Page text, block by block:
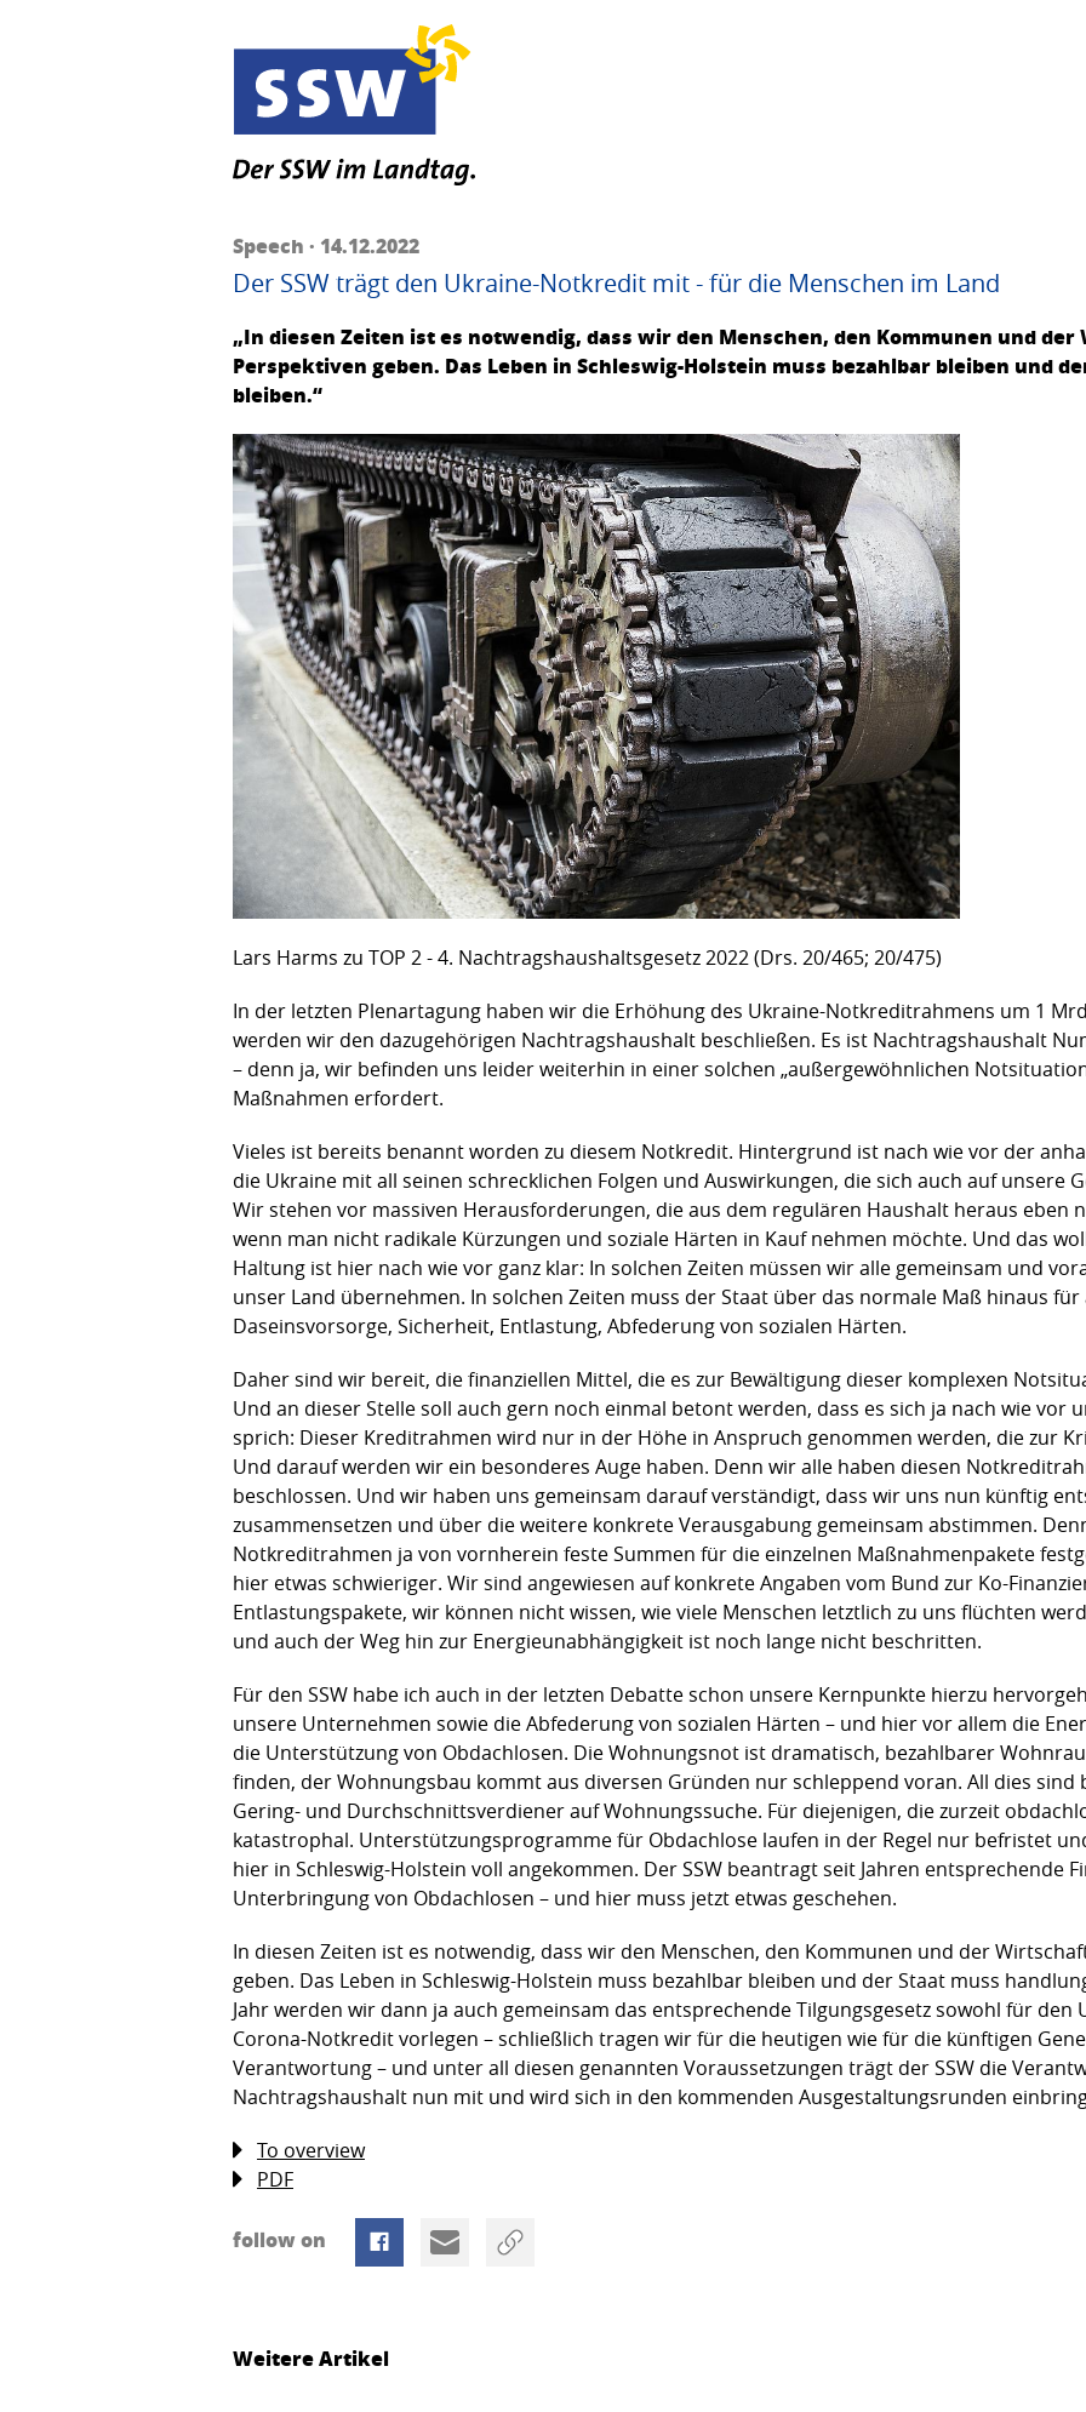
Speech · 14.12.2022
Der SSW trägt den Ukraine-Notkredit mit - für die Menschen im Land
„In diesen Zeiten ist es notwendig, dass wir den Menschen, den Kommunen und
Perspektiven geben. Das Leben in Schleswig-Holstein muss bezahlbar bleiben und
bleiben.“
Lars Harms zu TOP 2 - 4. Nachtragshaushaltsgesetz 2022 (Drs. 20/465; 20/475)
In der letzten Plenartagung haben wir die Erhöhung des Ukraine-Notkreditrahmens um 1
werden wir den dazugehörigen Nachtragshaushalt beschließen. Es ist Nachtragshaushalt
– denn ja, wir befinden uns leider weiterhin in einer solchen „außergewöhnlichen
Maßnahmen erfordert.
Vieles ist bereits benannt worden zu diesem Notkredit. Hintergrund ist nach wie vor der
die Ukraine mit all seinen schrecklichen Folgen und Auswirkungen, die sich auch auf unsere
Wir stehen vor massiven Herausforderungen, die aus dem regulären Haushalt heraus eben
wenn man nicht radikale Kürzungen und soziale Härten in Kauf nehmen möchte. Und das
Haltung ist hier nach wie vor ganz klar: In solchen Zeiten müssen wir alle gemeinsam und
unser Land übernehmen. In solchen Zeiten muss der Staat über das normale Maß hinaus für
Daseinsvorsorge, Sicherheit, Entlastung, Abfederung von sozialen Härten.
Daher sind wir bereit, die finanziellen Mittel, die es zur Bewältigung dieser komplexen
Und an dieser Stelle soll auch gern noch einmal betont werden, dass es sich ja nach wie vor
sprich: Dieser Kreditrahmen wird nur in der Höhe in Anspruch genommen werden, die zur
Und darauf werden wir ein besonderes Auge haben. Denn wir alle haben diesen
beschlossen. Und wir haben uns gemeinsam darauf verständigt, dass wir uns nun künftig
zusammensetzen und über die weitere konkrete Verausgabung gemeinsam abstimmen.
Notkreditrahmen ja von vornherein feste Summen für die einzelnen Maßnahmenpakete
hier etwas schwieriger. Wir sind angewiesen auf konkrete Angaben vom Bund zur Ko-
Entlastungspakete, wir können nicht wissen, wie viele Menschen letztlich zu uns flüchten
und auch der Weg hin zur Energieunabhängigkeit ist noch lange nicht beschritten.
Für den SSW habe ich auch in der letzten Debatte schon unsere Kernpunkte hierzu
unsere Unternehmen sowie die Abfederung von sozialen Härten – und hier vor allem die
die Unterstützung von Obdachlosen. Die Wohnungsnot ist dramatisch, bezahlbarer
finden, der Wohnungsbau kommt aus diversen Gründen nur schleppend voran. All dies
Gering- und Durchschnittsverdiener auf Wohnungssuche. Für diejenigen, die zurzeit
katastrophal. Unterstützungsprogramme für Obdachlose laufen in der Regel nur befristet
hier in Schleswig-Holstein voll angekommen. Der SSW beantragt seit Jahren entsprechende
Unterbringung von Obdachlosen – und hier muss jetzt etwas geschehen.
In diesen Zeiten ist es notwendig, dass wir den Menschen, den Kommunen und der
geben. Das Leben in Schleswig-Holstein muss bezahlbar bleiben und der Staat muss
Jahr werden wir dann ja auch gemeinsam das entsprechende Tilgungsgesetz sowohl für
Corona-Notkredit vorlegen – schließlich tragen wir für die heutigen wie für die künftigen
Verantwortung – und unter all diesen genannten Voraussetzungen trägt der SSW die
Nachtragshaushalt nun mit und wird sich in den kommenden Ausgestaltungsrunden
To overview
PDF
follow on
Weitere Artikel